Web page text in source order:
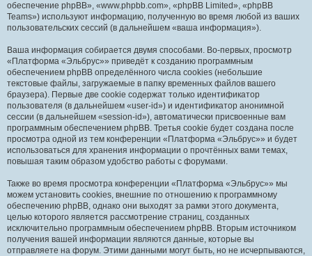
обеспечение phpBB», «www.phpbb.com», «phpBB Limited», «phpBB
Teams») используют информацию, полученную во время любой из ваших
пользовательских сессий (в дальнейшем «ваша информация»).
Ваша информация собирается двумя способами. Во-первых, просмотр
«Платформа «Эльбрус»» приведёт к созданию программным
обеспечением phpBB определённого числа cookies (небольшие
текстовые файлы, загружаемые в папку временных файлов вашего
браузера). Первые две cookie содержат только идентификатор
пользователя (в дальнейшем «user-id») и идентификатор анонимной
сессии (в дальнейшем «session-id»), автоматически присвоенные вам
программным обеспечением phpBB. Третья cookie будет создана после
просмотра одной из тем конференции «Платформа «Эльбрус»» и будет
использоваться для хранения информации о прочтённых вами темах,
повышая таким образом удобство работы с форумами.
Также во время просмотра конференции «Платформа «Эльбрус»» мы
можем установить cookies, внешние по отношению к программному
обеспечению phpBB, однако они выходят за рамки этого документа,
целью которого является рассмотрение страниц, созданных
исключительно программным обеспечением phpBB. Вторым источником
получения вашей информации являются данные, которые вы
отправляете на форум. Этими данными могут быть, но не исчерпываются,